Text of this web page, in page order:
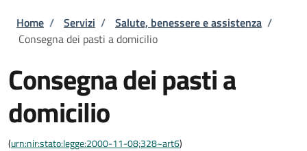
Briciole di pane
Home / Servizi / Salute, benessere e assistenza /
Consegna dei pasti a domicilio
Consegna dei pasti a
domicilio
(urn:nir:stato:legge:2000-11-08;328~art6)